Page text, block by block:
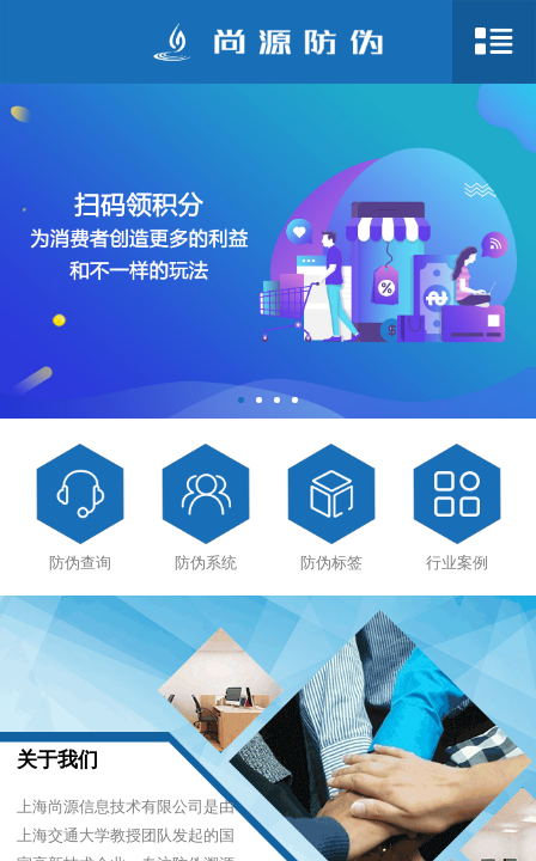
防伪查询 防伪系统 防伪标签 行业案例
关于我们
上海尚源信息技术有限公司是由
上海交通大学教授团队发起的国